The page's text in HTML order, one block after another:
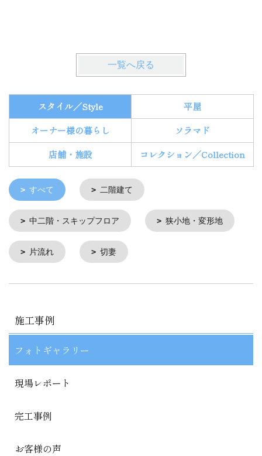
一覧へ戻る
スタイル／Style
平屋
オーナー様の暮らし
ソラマド
店舗・施設
コレクション／Collection
すべて 二階建て
中二階・スキップフロア 狭小地・変形地
片流れ 切妻
施工事例
フォトギャラリー
現場レポート
完工事例
お客様の声